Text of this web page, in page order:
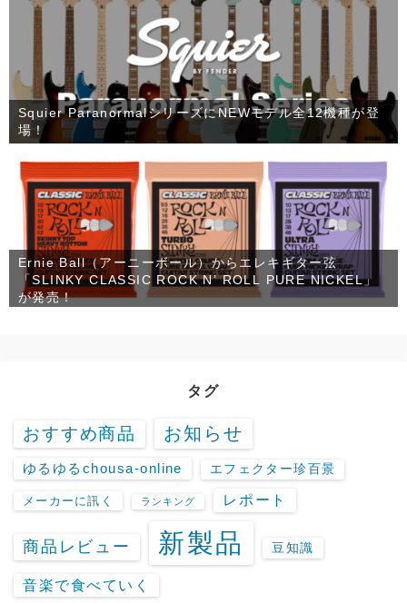
Squier ParanormalシリーズにNEWモデル全12機種が登
場！
Ernie Ball（アーニーボール）からエレキギター弦
「SLINKY CLASSIC ROCK N’ ROLL PURE NICKEL」
が発売！
タグ
おすすめ商品 お知らせ
ゆるゆるchousa-online エフェクター珍百景
メーカーに訊く ランキング レポート
商品レビュー 新製品 豆知識
音楽で食べていく